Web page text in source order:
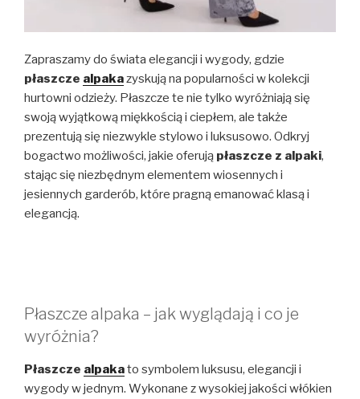
Zapraszamy do świata elegancji i wygody, gdzie
płaszcze alpakazyskują na popularności w kolekcji
hurtowni odzieży. Płaszcze te nie tylko wyróżniają się
swoją wyjątkową miękkością i ciepłem, ale także
prezentują się niezwykle stylowo i luksusowo. Odkryj
bogactwo możliwości, jakie oferują płaszcze z alpaki,
stając się niezbędnym elementem wiosennych i
jesiennych garderób, które pragną emanować klasą i
elegancją.
Płaszcze alpaka – jak wyglądają i co je
wyróżnia?
Płaszcze alpakato symbolem luksusu, elegancji i
wygody w jednym. Wykonane z wysokiej jakości włókien